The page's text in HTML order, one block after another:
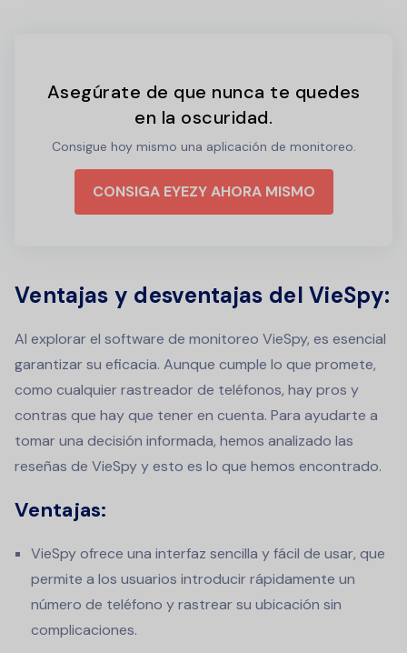
Asegúrate de que nunca te quedes
en la oscuridad.
Consigue hoy mismo una aplicación de monitoreo.
CONSIGA EYEZY AHORA MISMO
Ventajas y desventajas del VieSpy:
Al explorar el software de monitoreo VieSpy, es esencial
garantizar su eficacia. Aunque cumple lo que promete,
como cualquier rastreador de teléfonos, hay pros y
contras que hay que tener en cuenta. Para ayudarte a
tomar una decisión informada, hemos analizado las
reseñas de VieSpy y esto es lo que hemos encontrado.
Ventajas:
VieSpy ofrece una interfaz sencilla y fácil de usar, que
permite a los usuarios introducir rápidamente un
número de teléfono y rastrear su ubicación sin
complicaciones.